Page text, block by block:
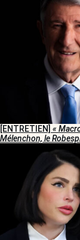
[ENTRETIEN] «
Mélenchon, le